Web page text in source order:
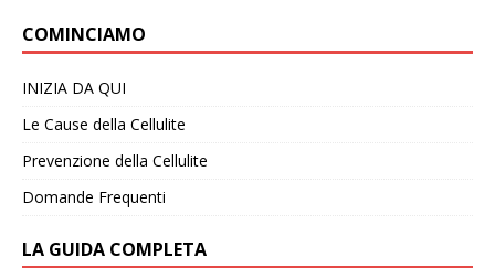
COMINCIAMO
INIZIA DA QUI
Le Cause della Cellulite
Prevenzione della Cellulite
Domande Frequenti
LA GUIDA COMPLETA